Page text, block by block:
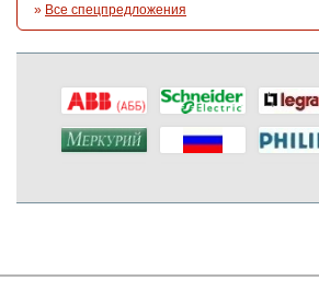
» Все спецпредложения